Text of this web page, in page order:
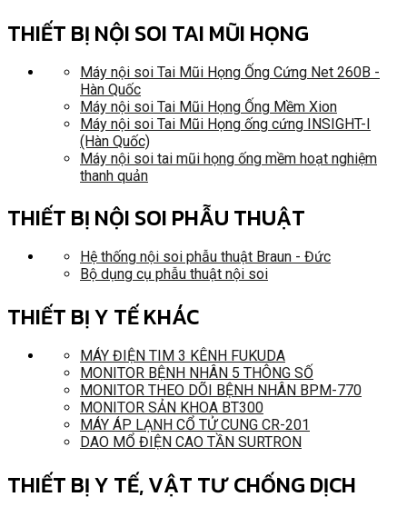
THIẾT BỊ NỘI SOI TAI MŨI HỌNG
Máy nội soi Tai Mũi Họng Ống Cứng Net 260B -
Hàn Quốc
Máy nội soi Tai Mũi Họng Ống Mềm Xion
Máy nội soi Tai Mũi Họng ống cứng INSIGHT-I
(Hàn Quốc)
Máy nội soi tai mũi họng ống mềm hoạt nghiệm
thanh quản
THIẾT BỊ NỘI SOI PHẪU THUẬT
Hệ thống nội soi phẫu thuật Braun - Đức
Bộ dụng cụ phẫu thuật nội soi
THIẾT BỊ Y TẾ KHÁC
MÁY ĐIỆN TIM 3 KÊNH FUKUDA
MONITOR BỆNH NHÂN 5 THÔNG SỐ
MONITOR THEO DÕI BỆNH NHÂN BPM-770
MONITOR SẢN KHOA BT300
MÁY ÁP LẠNH CỔ TỬ CUNG CR-201
DAO MỔ ĐIỆN CAO TẦN SURTRON
THIẾT BỊ Y TẾ, VẬT TƯ CHỐNG DỊCH